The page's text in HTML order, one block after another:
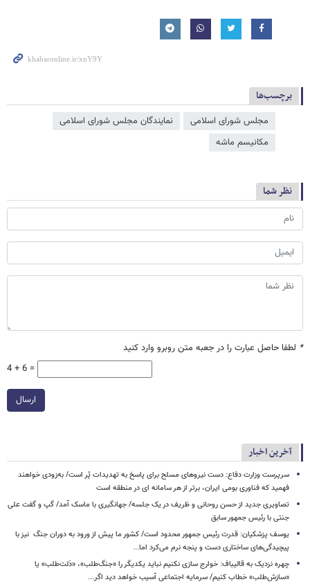
برچسب‌ها
مجلس شورای اسلامی
نمایندگان مجلس شورای اسلامی
مکانیسم ماشه
نظر شما
* لطفا حاصل عبارت را در جعبه متن روبرو وارد کنید
4 + 6 =
ارسال
آخرین اخبار
سرپرست وزارت دفاع: دست نیروهای مسلح برای پاسخ به تهدیدات پُر است/ به‌زودی خواهند
فهمید که فناوری بومی ایران، برتر از هر سامانه ای در منطقه است
تصاویری جدید از حسن روحانی و ظریف در یک جلسه/ جهانگیری با ماسک آمد/ گپ و گفت علی
جنتی با رئیس جمهور سابق
یوسف پزشکیان: قدرت رئیس‌ جمهور محدود است/ کشور ما پیش از ورود به دوران جنگ نیز با
پیچیدگی‌های ساختاری دست و پنجه نرم می‌کرد اما...
چهره نزدیک به قالیباف: خوارج سازی نکنیم نباید یکدیگر را «جنگ‌طلب»، «ذلت‌طلب» یا
«سازش‌طلب» خطاب کنیم/ سرمایه اجتماعی آسیب خواهد دید اگر...